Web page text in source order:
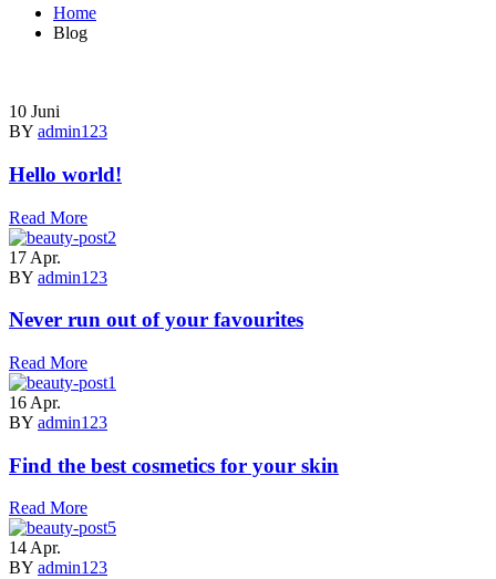
Home
Blog
10 Juni
BY admin123
Hello world!
Read More
17 Apr.
BY admin123
Never run out of your favourites
Read More
16 Apr.
BY admin123
Find the best cosmetics for your skin
Read More
14Apr.
BY admin123